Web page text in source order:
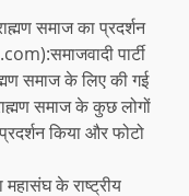
समाज का प्रदर्शन
पार्टी
समाज के लिए की गई
समाज के कुछ लोगों
किया और फोटो
महासंघ के राष्ट्रीय